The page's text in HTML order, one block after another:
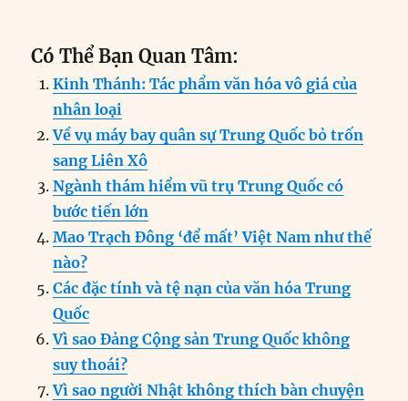
Có Thể Bạn Quan Tâm:
Kinh Thánh: Tác phẩm văn hóa vô giá của
nhân loại
Về vụ máy bay quân sự Trung Quốc bỏ trốn
sang Liên Xô
Ngành thám hiểm vũ trụ Trung Quốc có
bước tiến lớn
Mao Trạch Đông ‘để mất’ Việt Nam như thế
nào?
Các đặc tính và tệ nạn của văn hóa Trung
Quốc
Vì sao Đảng Cộng sản Trung Quốc không
suy thoái?
Vì sao người Nhật không thích bàn chuyện